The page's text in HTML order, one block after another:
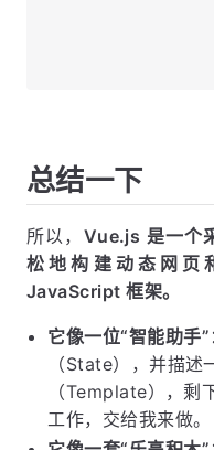
总结一下
所以， Vue.js 是一个
松地构建动态网页
JavaScript 框架。
它像一位“智能助手”
（State），并描述
（Template），剩
工作，交给我来做。